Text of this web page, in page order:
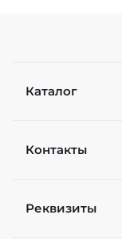
Каталог
Контакты
Реквизиты